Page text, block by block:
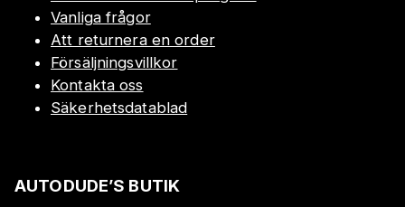
Vanliga frågor
Att returnera en order
Försäljningsvillkor
Kontakta oss
Säkerhetsdatablad
AUTODUDE’S BUTIK